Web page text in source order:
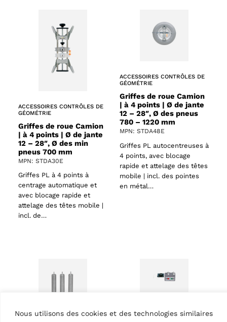
Nous utilisons des cookies et des technologies similaires
ACCESSOIRES CONTRÔLES DE
GÉOMÉTRIE
Griffes de roue Camion
| à 4 points | Ø de jante
12 – 28″, Ø des min
pneus 700 mm
MPN: STDA30E
Griffes PL à 4 points à
centrage automatique et
avec blocage rapide et
attelage des têtes mobile |
incl. de…
ACCESSOIRES CONTRÔLES DE
GÉOMÉTRIE
Griffes de roue Camion
| à 4 points | Ø de jante
12 – 28″, Ø des pneus
780 – 1220 mm
MPN: STDA48E
Griffes PL autocentreuses à
4 points, avec blocage
rapide et attelage des têtes
mobile | incl. des pointes
en métal…
ACCESSOIRES CONTRÔLES DE